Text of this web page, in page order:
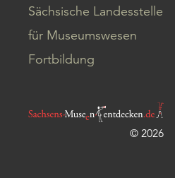
Sächsische Landesstelle
für Museumswesen
Fortbildung
© 2026